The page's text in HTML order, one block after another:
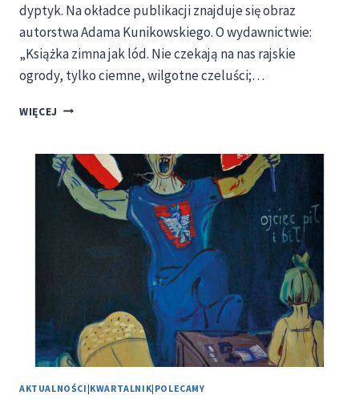
dyptyk. Na okładce publikacji znajduje się obraz
autorstwa Adama Kunikowskiego. O wydawnictwie:
„Książka zimna jak lód. Nie czekają na nas rajskie
ogrody, tylko ciemne, wilgotne czeluści;…
WIĘCEJ UKAZAŁY
FUNERALNE”
PAWŁA
ORŁA
AKTUALNOŚCI |KWARTALNIK| POLECAMY